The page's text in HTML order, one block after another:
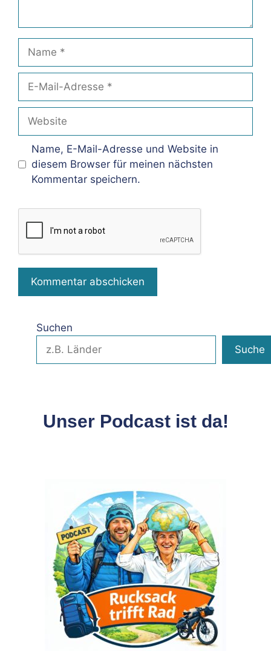
Mail-
Adresse
Name, E-Mail-Adresse und Website in
diesem Browser für meinen nächsten
Kommentar speichern.
Suchen
Suche
Unser Podcast ist da!